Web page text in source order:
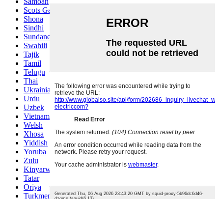
Scots Gaelic
Shona
Sindhi
Sundanese
Swahili
Tajik
Tamil
Telugu
Thai
Ukrainian
Urdu
Uzbek
Vietnamese
Welsh
Xhosa
Yiddish
Yoruba
Zulu
Kinyarwanda
Tatar
Oriya
Turkmen